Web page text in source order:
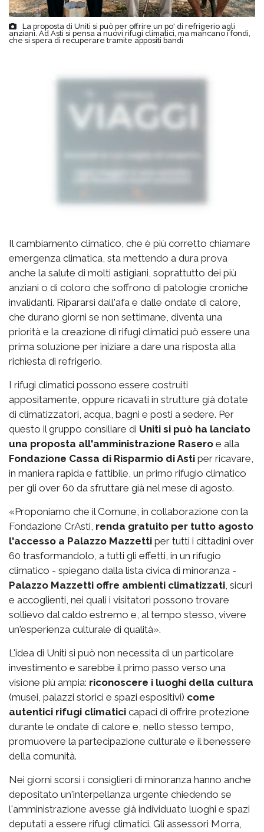
La proposta di Uniti si può per offrire un po' di refrigerio agli
anziani. Ad Asti si pensa a nuovi rifugi climatici, ma mancano i fondi,
che si spera di recuperare tramite appositi bandi
Il cambiamento climatico, che è più corretto chiamare
emergenza climatica, sta mettendo a dura prova
anche la salute di molti astigiani, soprattutto dei più
anziani o di coloro che soffrono di patologie croniche
invalidanti. Ripararsi dall'afa e dalle ondate di calore,
che durano giorni se non settimane, diventa una
priorità e la creazione di rifugi climatici può essere una
prima soluzione per iniziare a dare una risposta alla
richiesta di refrigerio.
I rifugi climatici possono essere costruiti
appositamente, oppure ricavati in strutture già dotate
di climatizzatori, acqua, bagni e posti a sedere. Per
questo il gruppo consiliare di Uniti si può ha lanciato
una proposta all'amministrazione Rasero e alla
Fondazione Cassa di Risparmio di Asti per ricavare,
in maniera rapida e fattibile, un primo rifugio climatico
per gli over 60 da sfruttare già nel mese di agosto.
«Proponiamo che il Comune, in collaborazione con la
Fondazione CrAsti, renda gratuito per tutto agosto
l'accesso a Palazzo Mazzetti per tutti i cittadini over
60 trasformandolo, a tutti gli effetti, in un rifugio
climatico - spiegano dalla lista civica di minoranza -
Palazzo Mazzetti offre ambienti climatizzati , sicuri
e accoglienti, nei quali i visitatori possono trovare
sollievo dal caldo estremo e, al tempo stesso, vivere
un'esperienza culturale di qualità».
L'idea di Uniti si può non necessita di un particolare
investimento e sarebbe il primo passo verso una
visione più ampia: riconoscere i luoghi della cultura
(musei, palazzi storici e spazi espositivi) come
autentici rifugi climatici capaci di offrire protezione
durante le ondate di calore e, nello stesso tempo,
promuovere la partecipazione culturale e il benessere
della comunità.
Nei giorni scorsi i consiglieri di minoranza hanno anche
depositato un'interpellanza urgente chiedendo se
l'amministrazione avesse già individuato luoghi e spazi
deputati a essere rifugi climatici. Gli assessori Morra,